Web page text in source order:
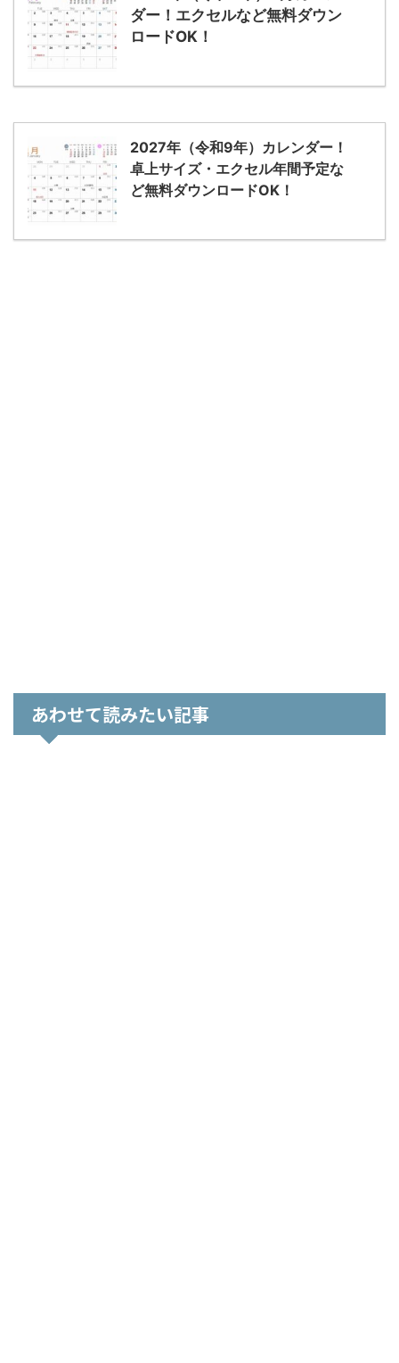
ダー！エクセルなど無料ダウン
ロードOK！
2027年（令和9年）カレンダー！
卓上サイズ・エクセル年間予定な
ど無料ダウンロードOK！
あわせて読みたい記事